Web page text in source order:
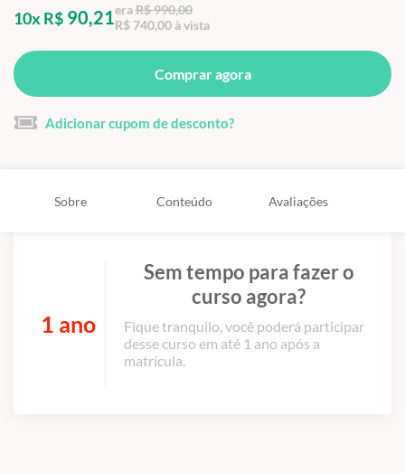
10x R$ 90,21eraR$ 990,00
R$ 740,00 à vista
Comprar agora
Adicionar cupom de desconto?
Sobre Conteúdo Avaliações
1 ano
Sem tempo para fazer o
curso agora?
Fique tranquilo, você poderá participar
desse curso em até 1 ano após a
matrícula.